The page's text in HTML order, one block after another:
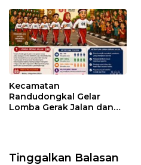
Kecamatan
Randudongkal Gelar
Lomba Gerak Jalan dan
Tinggalkan Balasan